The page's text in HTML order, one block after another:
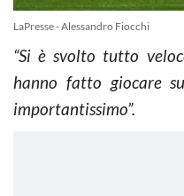
LaPresse - Alessandro Fiocchi
“Si è svolto tutto
hanno fatto giocare
importantissimo”.